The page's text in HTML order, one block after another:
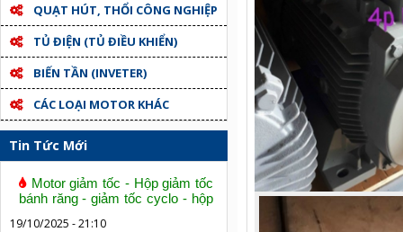
QUẠT HÚT, THỔI CÔNG NGHIỆP
TỦ ĐIỆN (TỦ ĐIỀU KHIỂN)
BIẾN TẦN (INVETER)
CÁC LOẠI MOTOR KHÁC
Tin Tức Mới
Motor giảm tốc - Hộp giảm tốc
bánh răng - giảm tốc cyclo - hộp
19/10/2025 - 21:10